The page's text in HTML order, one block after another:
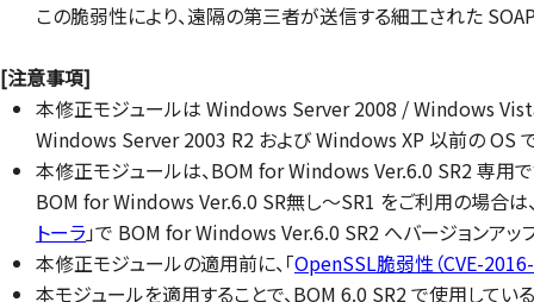
この脆弱性により、遠隔の第三者が送信する細工された
[注意事項]
本修正モジュールは Windows Server 2008 / Windows
Windows Server 2003 R2 および Windows XP 以前の OS
本修正モジュールは、BOM for Windows Ver.6.0 SR2 専用で
BOM for Windows Ver.6.0 SR無し～SR1 をご利用の場合は
トーラ」で BOM for Windows Ver.6.0 SR2 へバージョンアッ
本修正モジュールの適用前に、「OpenSSL脆弱性（CVE-
本モジュールを適用することで、BOM 6.0 SR2 で使用して